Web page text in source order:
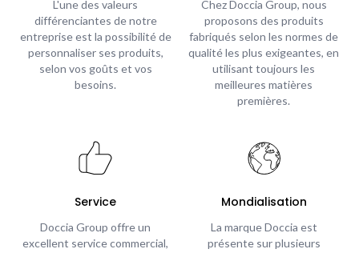
L'une des valeurs
différenciantes de notre
entreprise est la possibilité de
personnaliser ses produits,
selon vos goûts et vos
besoins.
Chez Doccia Group, nous
proposons des produits
fabriqués selon les normes de
qualité les plus exigeantes, en
utilisant toujours les
meilleures matières
premières.
Service
Doccia Group offre un
excellent service commercial,
Mondialisation
La marque Doccia est
présente sur plusieurs